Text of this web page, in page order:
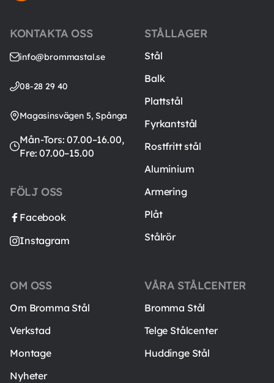
KONTAKTA OSS
info@brommastal.se
08-28 29 40
Magasinsvägen 5, Spånga
Mån-Tors: 07.00–16.00,
Fre: 07.00–15.00
FÖLJ OSS
Facebook
Instagram
STÅLLAGER
Stål
Balk
Plattstål
Fyrkantstål
Rostfritt stål
Aluminium
Armering
Plåt
Stålrör
VÅRA STÅLCENTER
Bromma Stål
Telge Stålcenter
Huddinge Stål
OM OSS
Om Bromma Stål
Verkstad
Montage
Nyheter